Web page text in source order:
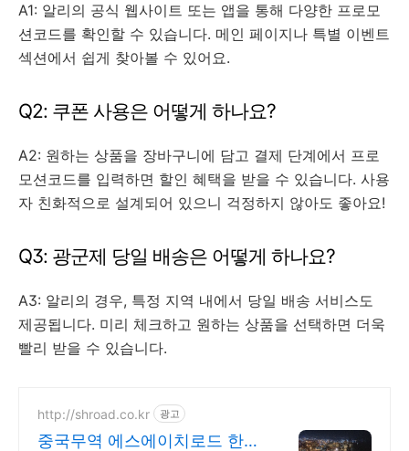
A1: 알리의 공식 웹사이트 또는 앱을 통해 다양한 프로모
션코드를 확인할 수 있습니다. 메인 페이지나 특별 이벤트
섹션에서 쉽게 찾아볼 수 있어요.
Q2: 쿠폰 사용은 어떻게 하나요?
A2: 원하는 상품을 장바구니에 담고 결제 단계에서 프로
모션코드를 입력하면 할인 혜택을 받을 수 있습니다. 사용
자 친화적으로 설계되어 있으니 걱정하지 않아도 좋아요!
Q3: 광군제 당일 배송은 어떻게 하나요?
A3: 알리의 경우, 특정 지역 내에서 당일 배송 서비스도
제공됩니다. 미리 체크하고 원하는 상품을 선택하면 더욱
빨리 받을 수 있습니다.
http://shroad.co.kr 광고
중국무역 에스에이치로드 한국